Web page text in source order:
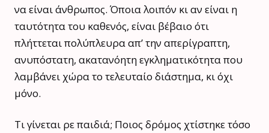
να είναι άνθρωπος. Όποια λοιπόν κι αν είναι η
ταυτότητα του καθενός, είναι βέβαιο ότι
πλήττεται πολύπλευρα απ’ την απερίγραπτη,
ανυπόστατη, ακατανόητη εγκληματικότητα που
λαμβάνει χώρα το τελευταίο διάστημα, κι όχι
μόνο.
Τι γίνεται ρε παιδιά; Ποιος δρόμος χτίστηκε τόσο